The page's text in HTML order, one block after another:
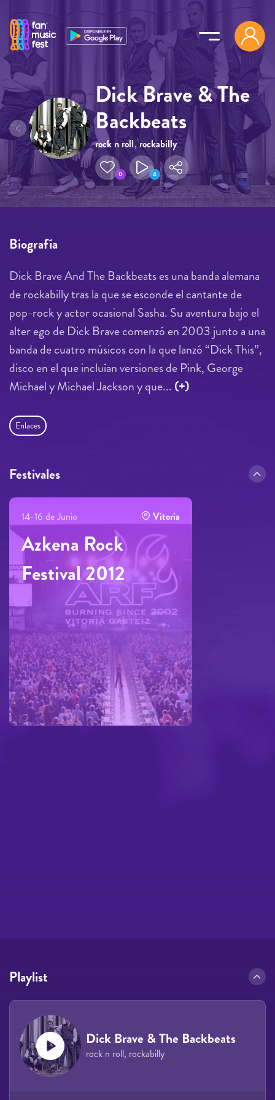
Dick Brave & The
Backbeats
rock n roll, rockabilly
0 4
Biografía
Dick Brave And The Backbeats es una banda alemana
de rockabilly tras la que se esconde el cantante de
pop-rock y actor ocasional Sasha. Su aventura bajo el
alter ego de Dick Brave comenzó en 2003 junto a una
banda de cuatro músicos con la que lanzó “Dick This”,
disco en el que incluían versiones de Pink, George
Michael y Michael Jackson y que... (+)
Enlaces
Festivales
14-16 de Junio Vitoria
Azkena Rock
Festival 2012
Playlist
Dick Brave & The Backbeats
rock n roll, rockabilly